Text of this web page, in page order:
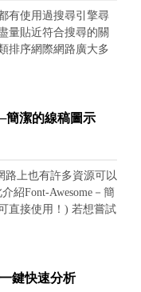
，設
屬性，此範例設定四
一的div(001)設為
另外加上每個div的
有使用過搜尋引擎尋
量貼近符合搜尋的關
排序網際網路廣大多
說明資訊不僅提供了
供了搜尋引擎進行歸
結構化資料著墨呢?原
簡單的基礎資訊進行
定到正確對應的收錄
料，自然在歸類與排
中能發現，搜尋較為
上算是最基礎的頁面
簡潔的線稿圖示
路上也有許多資源可以
紹Font-Awesome－簡
直接使用！) 若想嘗試
資料夾」和
案目錄裡即可 打開
鍵快速分析